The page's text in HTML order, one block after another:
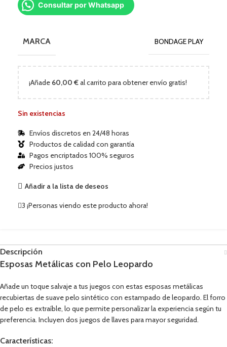
Consultar por Whatsapp
MARCA BONDAGE PLAY
¡Añade 60,00 €al carrito para obtener envío gratis!
Sin existencias
Envíos discretos en 24/48 horas
Productos de calidad con garantía
Pagos encriptados 100% seguros
Precios justos
Añadir a la lista de deseos
3 ¡Personas viendo este producto ahora!
Descripción
Esposas Metálicas con Pelo Leopardo
Añade un toque salvaje a tus juegos con estas esposas metálicas
recubiertas de suave pelo sintético con estampado de leopardo. El forro
de pelo es extraíble, lo que permite personalizar la experiencia según tu
preferencia. Incluyen dos juegos de llaves para mayor seguridad.
Características: